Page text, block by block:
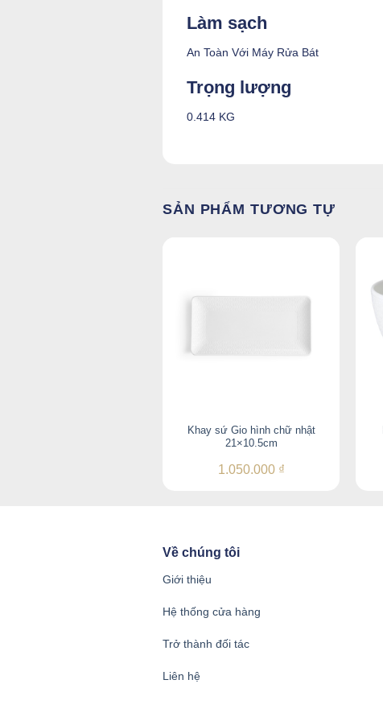
Làm sạch
An Toàn Với Máy Rửa Bát
Trọng lượng
0.414 KG
SẢN PHẨM TƯƠNG TỰ
Khay sứ Gio hình chữ nhật
21×10.5cm
1.050.000 ₫
Về chúng tôi
Giới thiệu
Hệ thống cửa hàng
Trở thành đối tác
Liên hệ